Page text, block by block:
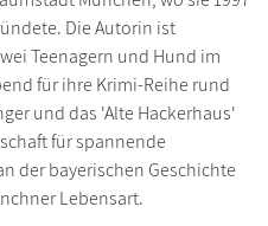
Die Autorin ist
Teenagern und Hund im
für ihre Krimi-Reihe rund
und das 'Alte Hackerhaus'
für spannende
der bayerischen Geschichte
Lebensart.